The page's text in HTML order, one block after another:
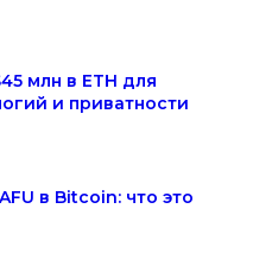
млн в ETH для
и приватности
в Bitcoin: что это